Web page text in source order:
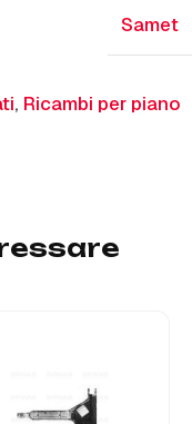
Samet
, Ricambi per piano